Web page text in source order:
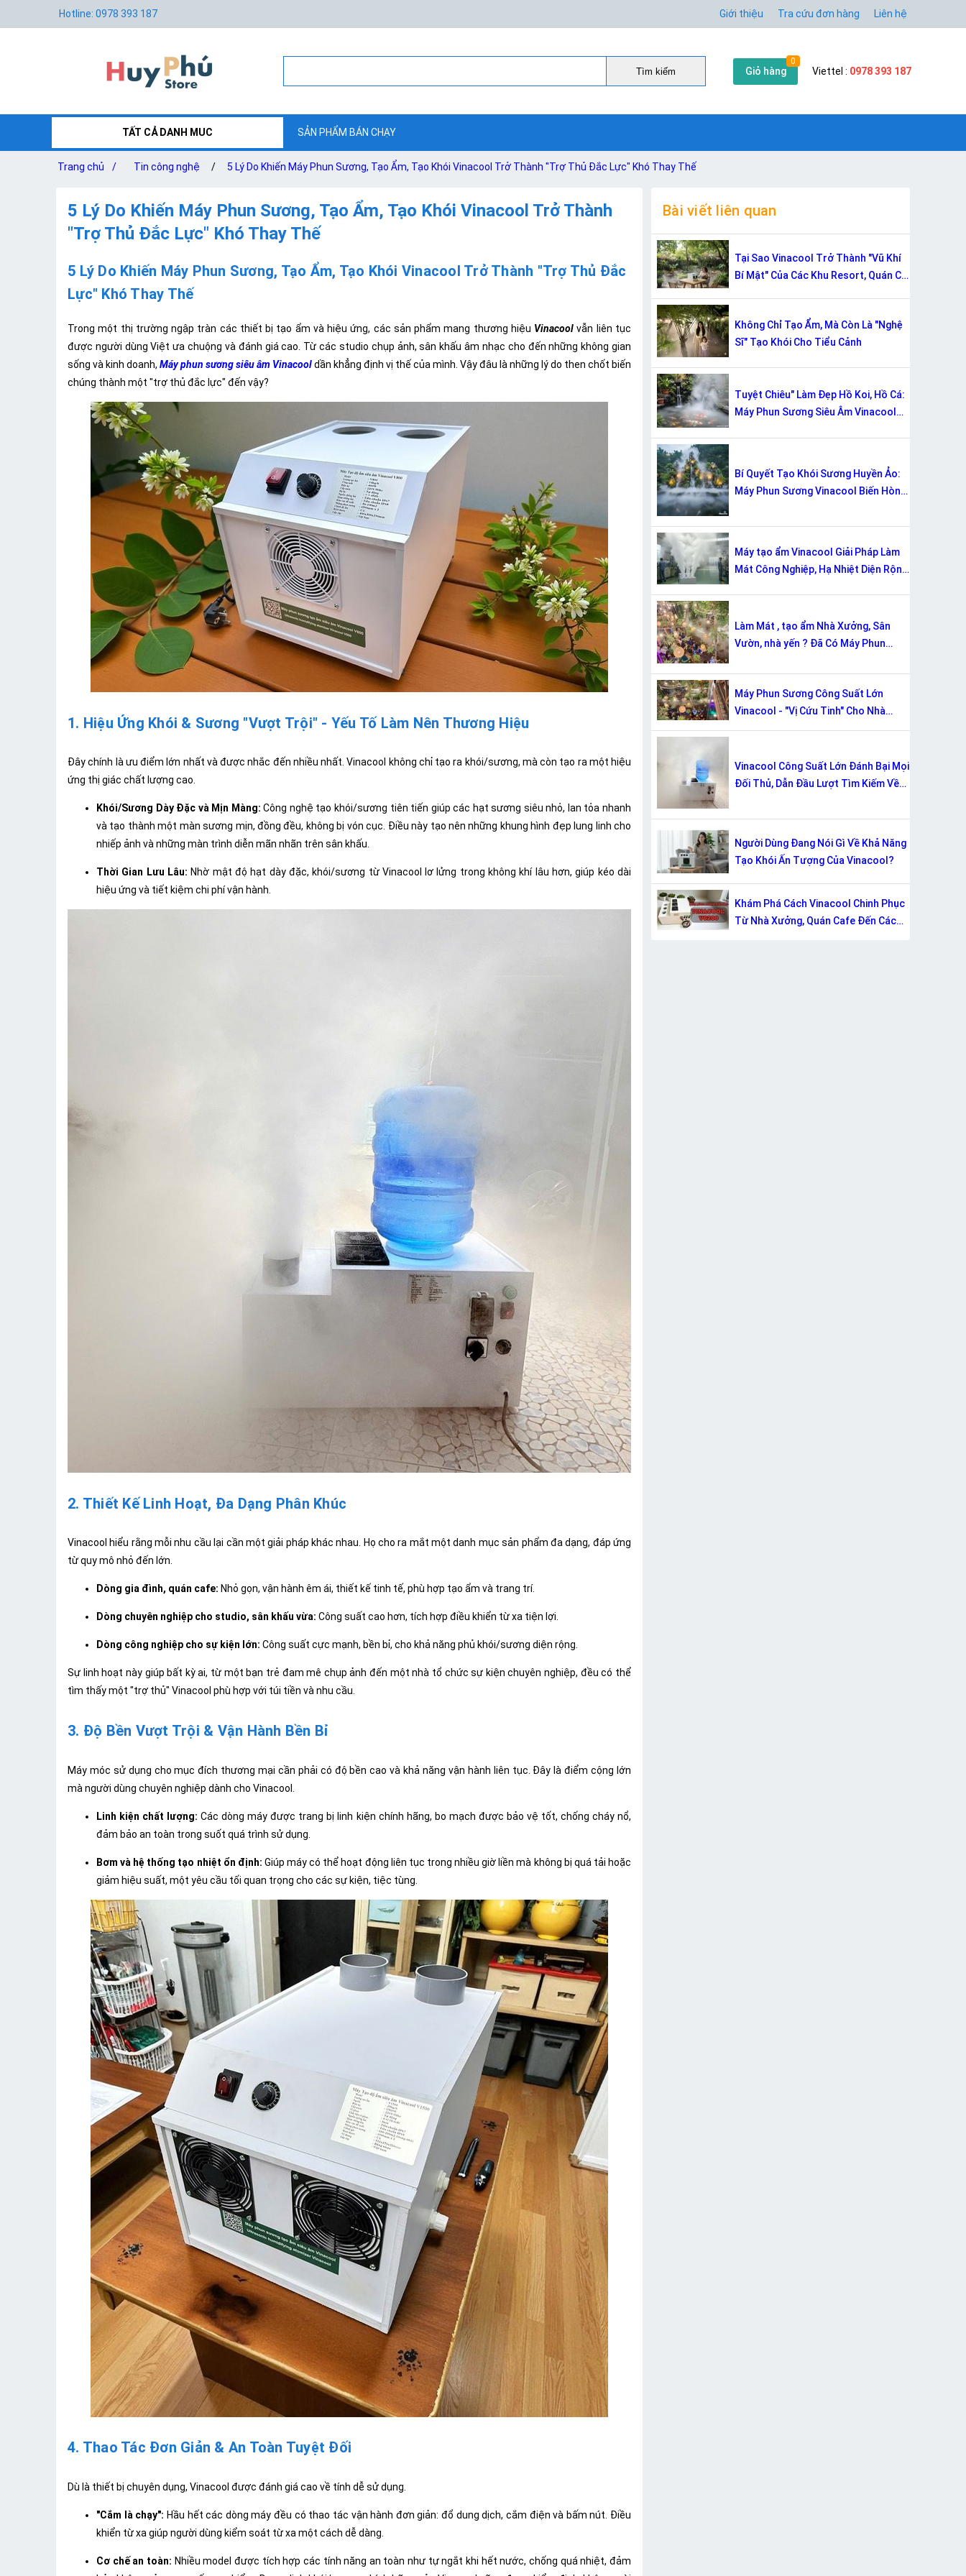
Hotline: 0978 393 187 Giới thiệu Tra cứu đơn hàng Liên hệ
Tìm kiếm Giỏ hàng
0
Viettel : 0978 393 187
TẤT CẢ DANH MUC SẢN PHẨM BÁN CHẠY
Trang chủ / Tin công nghệ / 5 Lý Do Khiến Máy Phun Sương, Tạo Ẩm, Tạo Khói Vinacool Trở Thành "Trợ Thủ Đắc Lực" Khó Thay Thế
5 Lý Do Khiến Máy Phun Sương, Tạo Ẩm, Tạo Khói Vinacool Trở Thành
"Trợ Thủ Đắc Lực" Khó Thay Thế
5 Lý Do Khiến Máy Phun Sương, Tạo Ẩm, Tạo Khói Vinacool Trở Thành "Trợ Thủ Đắc
Lực" Khó Thay Thế
Trong một thị trường ngập tràn các thiết bị tạo ẩm và hiệu ứng, các sản phẩm mang thương hiệu Vinacool vẫn liên tục
được người dùng Việt ưa chuộng và đánh giá cao. Từ các studio chụp ảnh, sân khấu âm nhạc cho đến những không gian
sống và kinh doanh, Máy phun sương siêu âm Vinacooldần khẳng định vị thế của mình. Vậy đâu là những lý do then chốt biến
chúng thành một "trợ thủ đắc lực" đến vậy?
1. Hiệu Ứng Khói & Sương "Vượt Trội" - Yếu Tố Làm Nên Thương Hiệu
Đây chính là ưu điểm lớn nhất và được nhắc đến nhiều nhất. Vinacool không chỉ tạo ra khói/sương, mà còn tạo ra một hiệu
ứng thị giác chất lượng cao.
Khói/Sương Dày Đặc và Mịn Màng: Công nghệ tạo khói/sương tiên tiến giúp các hạt sương siêu nhỏ, lan tỏa nhanh
và tạo thành một màn sương mịn, đồng đều, không bị vón cục. Điều này tạo nên những khung hình đẹp lung linh cho
nhiếp ảnh và những màn trình diễn mãn nhãn trên sân khấu.
Thời Gian Lưu Lâu: Nhờ mật độ hạt dày đặc, khói/sương từ Vinacool lơ lửng trong không khí lâu hơn, giúp kéo dài
hiệu ứng và tiết kiệm chi phí vận hành.
2. Thiết Kế Linh Hoạt, Đa Dạng Phân Khúc
Vinacool hiểu rằng mỗi nhu cầu lại cần một giải pháp khác nhau. Họ cho ra mắt một danh mục sản phẩm đa dạng, đáp ứng
từ quy mô nhỏ đến lớn.
Dòng gia đình, quán cafe: Nhỏ gọn, vận hành êm ái, thiết kế tinh tế, phù hợp tạo ẩm và trang trí.
Dòng chuyên nghiệp cho studio, sân khấu vừa: Công suất cao hơn, tích hợp điều khiển từ xa tiện lợi.
Dòng công nghiệp cho sự kiện lớn: Công suất cực mạnh, bền bỉ, cho khả năng phủ khói/sương diện rộng.
Sự linh hoạt này giúp bất kỳ ai, từ một bạn trẻ đam mê chụp ảnh đến một nhà tổ chức sự kiện chuyên nghiệp, đều có thể
tìm thấy một "trợ thủ" Vinacool phù hợp với túi tiền và nhu cầu.
3. Độ Bền Vượt Trội & Vận Hành Bền Bỉ
Máy móc sử dụng cho mục đích thương mại cần phải có độ bền cao và khả năng vận hành liên tục. Đây là điểm cộng lớn
mà người dùng chuyên nghiệp dành cho Vinacool.
Linh kiện chất lượng: Các dòng máy được trang bị linh kiện chính hãng, bo mạch được bảo vệ tốt, chống cháy nổ,
đảm bảo an toàn trong suốt quá trình sử dụng.
Bơm và hệ thống tạo nhiệt ổn định: Giúp máy có thể hoạt động liên tục trong nhiều giờ liền mà không bị quá tải hoặc
giảm hiệu suất, một yêu cầu tối quan trọng cho các sự kiện, tiệc tùng.
4. Thao Tác Đơn Giản & An Toàn Tuyệt Đối
Dù là thiết bị chuyên dụng, Vinacool được đánh giá cao về tính dễ sử dụng.
"Cắm là chạy": Hầu hết các dòng máy đều có thao tác vận hành đơn giản: đổ dung dịch, cắm điện và bấm nút. Điều
khiển từ xa giúp người dùng kiểm soát từ xa một cách dễ dàng.
Cơ chế an toàn: Nhiều model được tích hợp các tính năng an toàn như tự ngắt khi hết nước, chống quá nhiệt, đảm
Bài viết liên quan
Tại Sao Vinacool Trở Thành "Vũ Khí
Bí Mật" Của Các Khu Resort, Quán Cà
Không Chỉ Tạo Ẩm, Mà Còn Là "Nghệ
Sĩ" Tạo Khói Cho Tiểu Cảnh
Tuyệt Chiêu" Làm Đẹp Hồ Koi, Hồ Cá:
Máy Phun Sương Siêu Âm Vinacool
Bí Quyết Tạo Khói Sương Huyền Ảo:
Máy Phun Sương Vinacool Biến Hòn
Máy tạo ẩm Vinacool Giải Pháp Làm
Mát Công Nghiệp, Hạ Nhiệt Diện Rộng
Làm Mát , tạo ẩm Nhà Xưởng, Sân
Vườn, nhà yến ? Đã Có Máy Phun
Máy Phun Sương Công Suất Lớn
Vinacool - "Vị Cứu Tinh" Cho Nhà
Xưởng, Quán Cafe & Sự Kiệni Trời.
Vinacool Công Suất Lớn Đánh Bại Mọi
Đối Thủ, Dẫn Đầu Lượt Tìm Kiếm Về
Người Dùng Đang Nói Gì Về Khả Năng
Tạo Khói Ấn Tượng Của Vinacool?
Khám Phá Cách Vinacool Chinh Phục
Từ Nhà Xưởng, Quán Cafe Đến Các